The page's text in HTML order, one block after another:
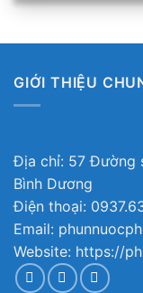
GIỚI THIỆU
Địa chỉ: 57 Đường
Bình Dương
Điện thoại:
Email:
Website: https://